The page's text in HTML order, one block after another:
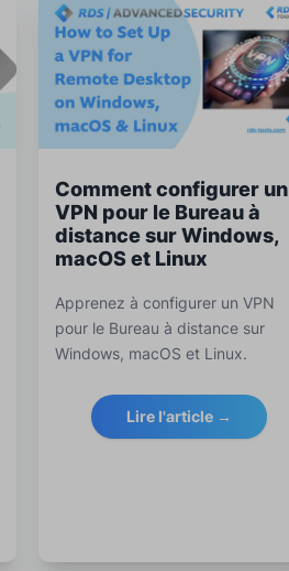
Comment configurer un
VPN pour le Bureau à
distance sur Windows,
macOS et Linux
Apprenez à configurer un VPN
pour le Bureau à distance sur
Windows, macOS et Linux.
ports exposés et protégez les
connexions à distance avec un
Lire l'article →